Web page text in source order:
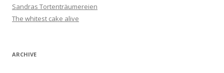
Sandras Tortenträumereien
The whitest cake alive
ARCHIVE